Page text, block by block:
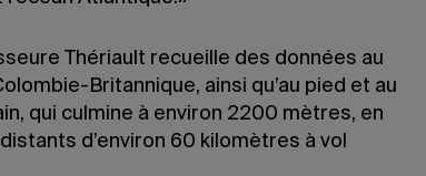
Thériault recueille des données au
Britannique, ainsi qu’au pied et au
qui culmine à environ 2200 mètres, en
d’environ 60 kilomètres à vol